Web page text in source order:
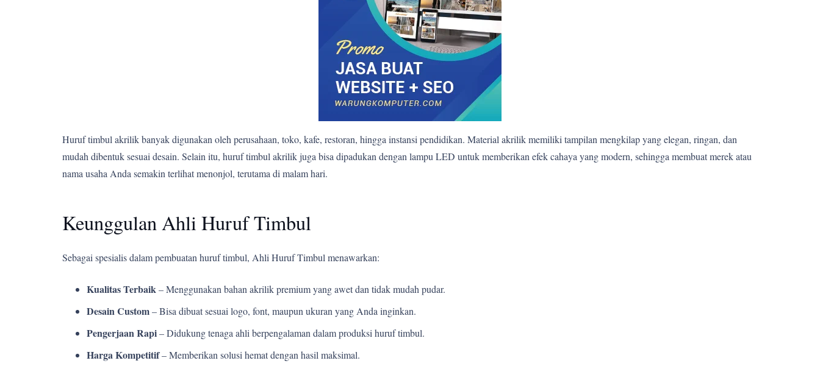
Huruf timbul akrilik banyak digunakan oleh perusahaan, toko, kafe, restoran, hingga instansi pendidikan. Material akrilik memiliki tampilan mengkilap yang elegan, ringan, dan
mudah dibentuk sesuai desain. Selain itu, huruf timbul akrilik juga bisa dipadukan dengan lampu LED untuk memberikan efek cahaya yang modern, sehingga membuat merek atau
nama usaha Anda semakin terlihat menonjol, terutama di malam hari.
Keunggulan Ahli Huruf Timbul
Sebagai spesialis dalam pembuatan huruf timbul, Ahli Huruf Timbul menawarkan:
Kualitas Terbaik– Menggunakan bahan akrilik premium yang awet dan tidak mudah pudar.
Desain Custom– Bisa dibuat sesuai logo, font, maupun ukuran yang Anda inginkan.
Pengerjaan Rapi– Didukung tenaga ahli berpengalaman dalam produksi huruf timbul.
Harga Kompetitif– Memberikan solusi hemat dengan hasil maksimal.